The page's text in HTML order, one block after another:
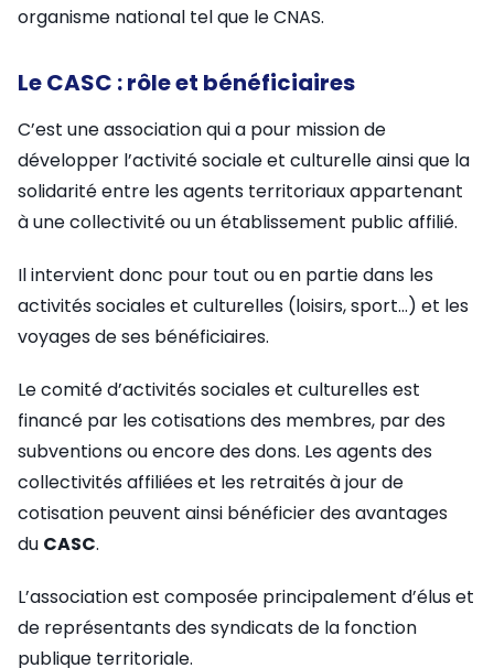
organisme national tel que le CNAS.
Le CASC : rôle et bénéficiaires
C’est une association qui a pour mission de
développer l’activité sociale et culturelle ainsi que la
solidarité entre les agents territoriaux appartenant
à une collectivité ou un établissement public affilié.
Il intervient donc pour tout ou en partie dans les
activités sociales et culturelles (loisirs, sport…) et les
voyages de ses bénéficiaires.
Le comité d’activités sociales et culturelles est
financé par les cotisations des membres, par des
subventions ou encore des dons. Les agents des
collectivités affiliées et les retraités à jour de
cotisation peuvent ainsi bénéficier des avantages
du CASC.
L’association est composée principalement d’élus et
de représentants des syndicats de la fonction
publique territoriale.